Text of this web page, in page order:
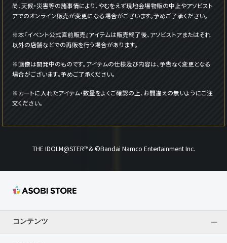
尚、天候・災害等の諸事情により、やむをえず現地会場物販の中止やアソビスト
アでのオンライン販売が変更になる場合がございます。予めご了承ください。
※本『イベント公式直前販売』アイテムは販売終了後、アソビストアまたはそれ
以外の店舗などでの再販を行う場合があります。
※画像は開発中のものです。アイテムの仕様及び内容は、予告なく変更となる
場合がございます。予めご了承ください。
※カートに入れたアイテム・数量をよくご確認の上、お間違えの無いようにご注
文ください。
THE IDOLM@STER™& ©Bandai Namco Entertainment Inc.
コンテンツ